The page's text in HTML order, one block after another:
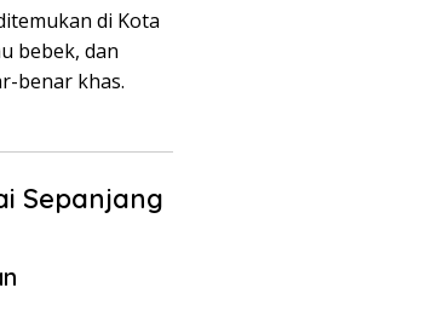
di Kota
bebek, dan
benar khas.
Sepanjang